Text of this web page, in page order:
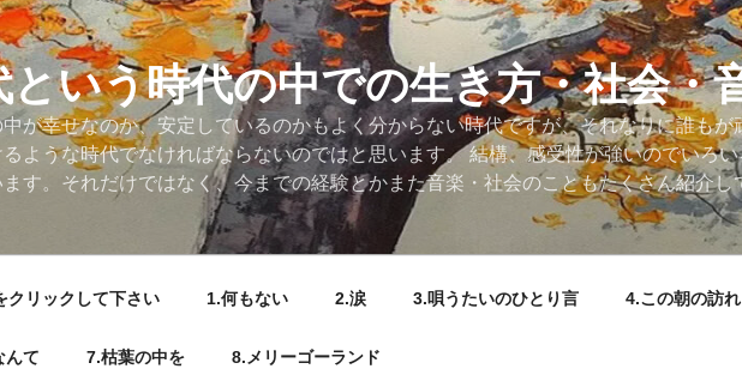
という時代の中での生き方・社会・
が幸せなのか、安定しているのかもよく分からない時代ですが、それなりに誰も
ような時代でなければならないのではと思います。 結構、感受性が強いのでいろ
す。それだけではなく、今までの経験とかまた音楽・社会のこともたくさん紹介し
クリックして下さい 1.何もない 2.涙 3.唄うたいのひとり言 4.この朝の訪れ
んて 7.枯葉の中を 8.メリーゴーランド